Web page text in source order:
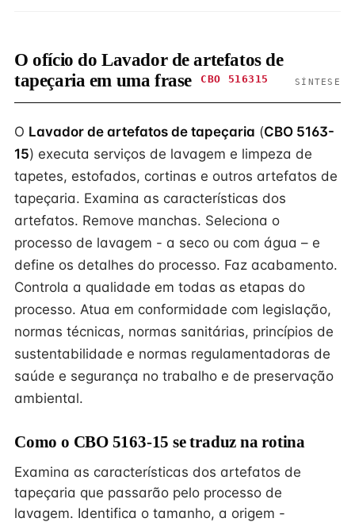
O ofício do Lavador de artefatos de
tapeçaria em uma frase
CBO 516315 SÍNTESE
O Lavador de artefatos de tapeçaria (CBO 5163-
15) executa serviços de lavagem e limpeza de
tapetes, estofados, cortinas e outros artefatos de
tapeçaria. Examina as características dos
artefatos. Remove manchas. Seleciona o
processo de lavagem - a seco ou com água – e
define os detalhes do processo. Faz acabamento.
Controla a qualidade em todas as etapas do
processo. Atua em conformidade com legislação,
normas técnicas, normas sanitárias, princípios de
sustentabilidade e normas regulamentadoras de
saúde e segurança no trabalho e de preservação
ambiental.
Como o CBO 5163-15 se traduz na rotina
Examina as características dos artefatos de
tapeçaria que passarão pelo processo de
lavagem. Identifica o tamanho, a origem -